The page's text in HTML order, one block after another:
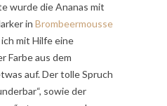
wurde die Ananas mit
in Brombeermousse
mit Hilfe eine
Farbe aus dem
auf. Der tolle Spruch
sowie der